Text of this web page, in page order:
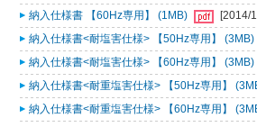
納入仕様書 【60Hz専用】 (1MB)
[2014/
納入仕様書<耐塩害仕様> 【50Hz専用】 (3MB)
納入仕様書<耐塩害仕様> 【60Hz専用】 (3MB)
納入仕様書<耐重塩害仕様> 【50Hz専用】
納入仕様書<耐重塩害仕様> 【60Hz専用】